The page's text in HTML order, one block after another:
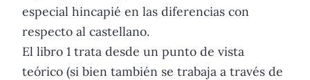
especial hincapié en las diferencias con
respecto al castellano.
El libro 1 trata desde un punto de vista
teórico (si bien también se trabaja a través de